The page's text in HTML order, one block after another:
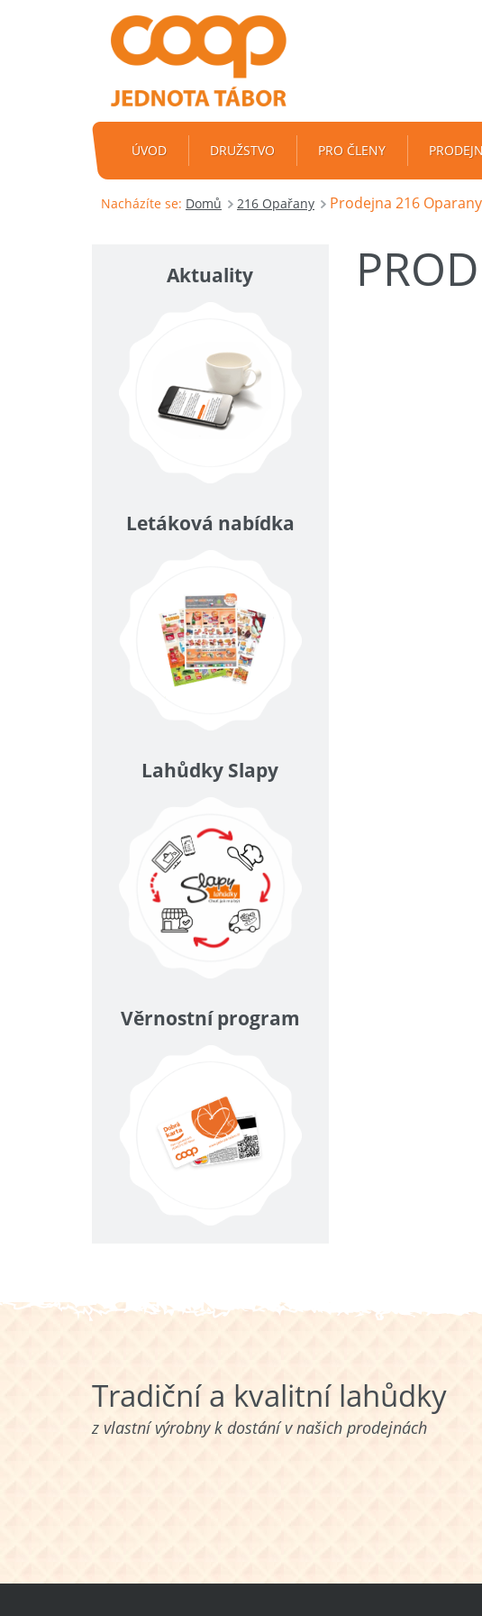
ÚVOD DRUŽSTVO PRO ČLENY
Nacházíte se: Domů 216 Opařany Prodejna 216
Aktuality
Letáková nabídka
Lahůdky Slapy
Věrnostní program
Tradiční a kvalitní lahůdky
z vlastní výrobny k dostání v našich prodejnách